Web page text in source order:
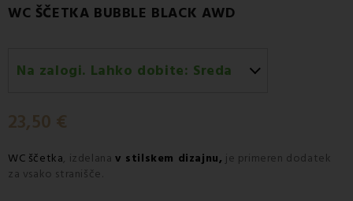
WC ŠČETKA BUBBLE BLACK AWD
Na zalogi. Lahko dobite: Sreda
23,50 €
WC ščetka, izdelana v stilskem dizajnu, je primeren dodatek
za vsako stranišče.